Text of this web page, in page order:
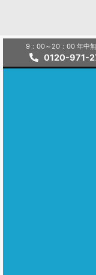
9：00～20：00 年中無
0120-971-